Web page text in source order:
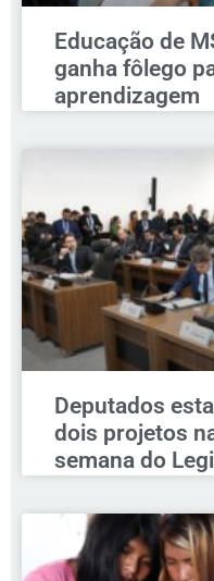
Educação de
ganha fôlego
aprendizagem
Deputados
dois projetos
semana do